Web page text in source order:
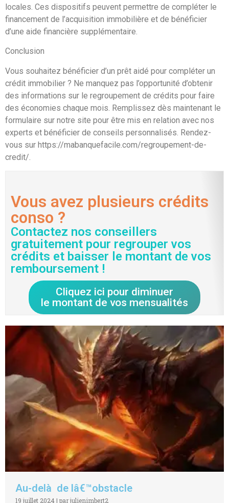
locales. Ces dispositifs peuvent permettre de compléter le
financement de l’acquisition immobilière et de bénéficier
d’une aide financière supplémentaire.
Conclusion
Vous souhaitez bénéficier d’un prêt aidé pour compléter un
crédit immobilier ? Ne manquez pas l’opportunité d’obtenir
des informations sur le regroupement de crédits pour faire
des économies chaque mois. Remplissez dès maintenant le
formulaire sur notre site pour être mis en relation avec nos
experts et bénéficier de conseils personnalisés. Rendez-
vous sur https://mabanquefacile.com/regroupement-de-
credit/.
Vous avez plusieurs crédits
conso ?
Contactez nos conseillers
gratuitement pour regrouper vos
crédits et baisser le montant de vos
remboursement !
Cliquez ici pour diminuer
le montant de vos mensualités
Au-delà de lâ€™obstacle
19 juillet 2024 | par julienimbert2